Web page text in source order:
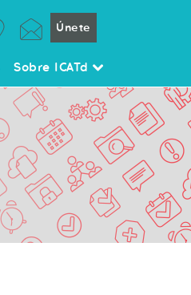
Únete
Sobre ICATd